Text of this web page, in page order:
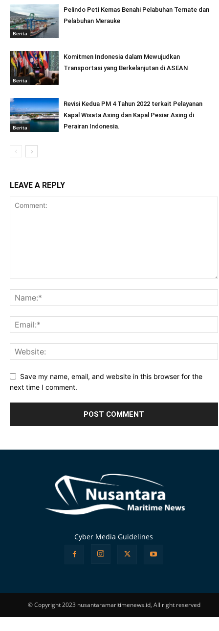
Berita
Pelindo Peti Kemas Benahi Pelabuhan Ternate dan
Pelabuhan Merauke
Berita
Komitmen Indonesia dalam Mewujudkan
Transportasi yang Berkelanjutan di ASEAN
Berita
Revisi Kedua PM 4 Tahun 2022 terkait Pelayanan
Kapal Wisata Asing dan Kapal Pesiar Asing di
Perairan Indonesia.
LEAVE A REPLY
Save my name, email, and website in this browser for the
next time I comment.
Cyber Media Guidelines
© Copyright 2023 nusantaramaritimenews.id, All right reserved